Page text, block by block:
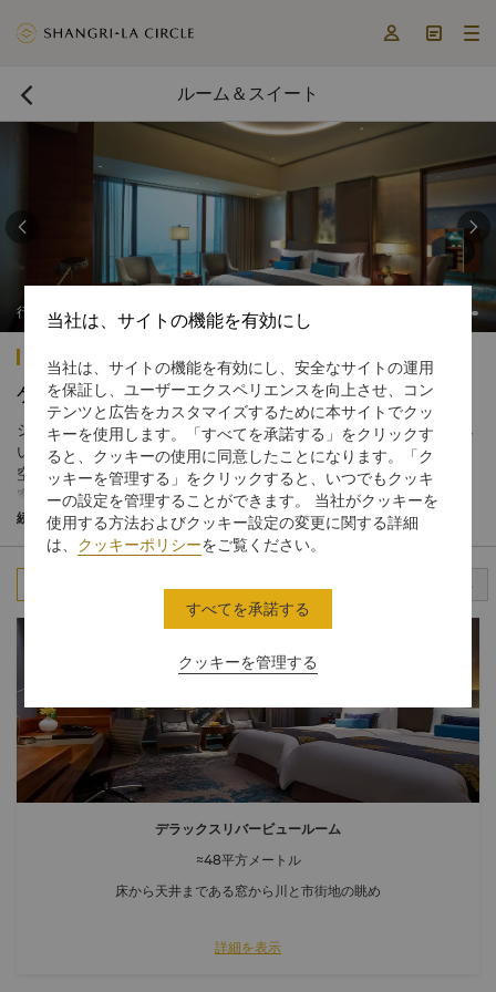
  
 ルーム＆スイート
行政スイート
 
シャングリ・ラ 天津
ゲストルーム
シャングリ・ラ ホテル 天津では、床から天井まである窓から美し
い海河や天津のスカイラインをご覧いただけるスタイリッシュな
空間で、快適なご宿泊をお楽しみいただけます。
客室面積が約48～240平方メートルの全304室のモダンなゲスト
ルームと79室のサービスアパートメントには、温かな色合いの木
材や現地の文化を反映した装飾品、川の色彩と調和するソフトブ
ルーのカーペット、オーダーメードの中国スタイルのキャビネッ
トを使った大きなミニバーなど、エレガントなデザインが広がり
ます。
ホライゾンクラブラウンジでは、エクスプレスチェックイン・チ
ェックアウトや6時30分～23時まで営業している32階のホライゾ
ンクラブラウンジのご利用などのパーソナルな特典をお楽しみい
ただけます。
続きを読む
スタンダードルーム クラブルーム スイート
デラックスリバービュールーム
≈48平方メートル
床から天井まである窓から川と市街地の眺め
詳細を表示
当社は、サイトの機能を有効にし
当社は、サイトの機能を有効にし、安全なサイトの運用
を保証し、ユーザーエクスペリエンスを向上させ、コン
テンツと広告をカスタマイズするために本サイトでクッ
キーを使用します。「すべてを承諾する」をクリックす
ると、クッキーの使用に同意したことになります。「ク
ッキーを管理する」をクリックすると、いつでもクッキ
ーの設定を管理することができます。 当社がクッキーを
使用する方法およびクッキー設定の変更に関する詳細
は、 クッキーポリシーをご覧ください。
クッキーを管理する
すべてを承諾する